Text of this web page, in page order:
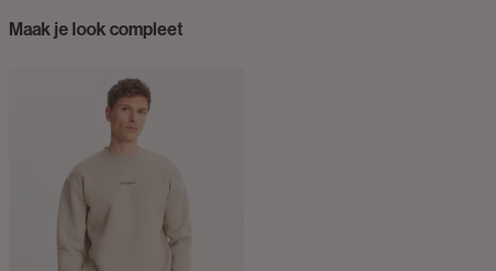
Maak je look compleet